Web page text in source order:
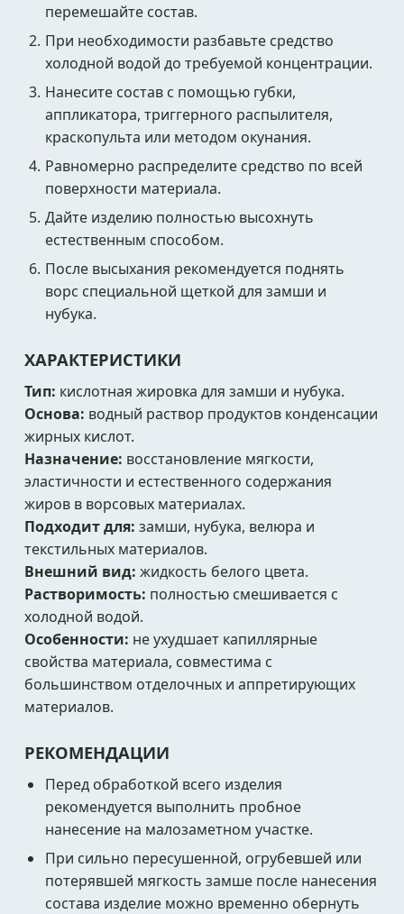
перемешайте состав.
При необходимости разбавьте средство
холодной водой до требуемой концентрации.
Нанесите состав с помощью губки,
аппликатора, триггерного распылителя,
краскопульта или методом окунания.
Равномерно распределите средство по всей
поверхности материала.
Дайте изделию полностью высохнуть
естественным способом.
После высыхания рекомендуется поднять
ворс специальной щеткой для замши и
нубука.
ХАРАКТЕРИСТИКИ
Тип: кислотная жировка для замши и нубука.
Основа: водный раствор продуктов конденсации
жирных кислот.
Назначение: восстановление мягкости,
эластичности и естественного содержания
жиров в ворсовых материалах.
Подходит для: замши, нубука, велюра и
текстильных материалов.
Внешний вид: жидкость белого цвета.
Растворимость: полностью смешивается с
холодной водой.
Особенности: не ухудшает капиллярные
свойства материала, совместима с
большинством отделочных и аппретирующих
материалов.
РЕКОМЕНДАЦИИ
Перед обработкой всего изделия
рекомендуется выполнить пробное
нанесение на малозаметном участке.
При сильно пересушенной, огрубевшей или
потерявшей мягкость замше после нанесения
состава изделие можно временно обернуть